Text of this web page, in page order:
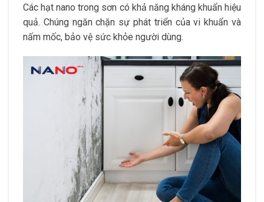
Các hạt nano trong sơn có khả năng kháng khuẩn hiệu
quả. Chúng ngăn chặn sự phát triển của vi khuẩn và
nấm mốc, bảo vệ sức khỏe người dùng.